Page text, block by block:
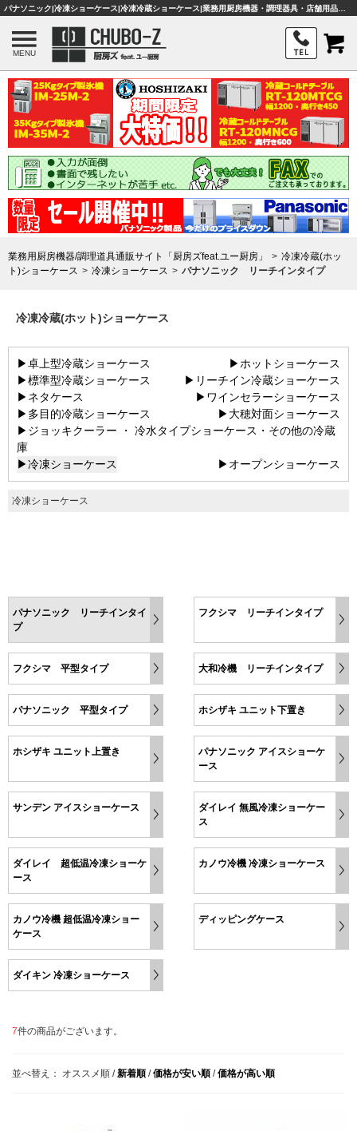
MENU
業務用厨房機器/調理道具通販サイト「厨房ズfeat.ユー厨房」
冷凍冷蔵(ホッ
ト)ショーケース
冷凍ショーケース パナソニック リーチインタイプ
冷凍冷蔵(ホット)ショーケース
▶卓上型冷蔵ショーケース
▶ホットショーケース
▶標準型冷蔵ショーケース
▶リーチイン冷蔵ショーケース
▶ネタケース
▶ワインセラーショーケース
▶多目的冷蔵ショーケース
▶大穂対面ショーケース
▶ジョッキクーラー ・ 冷水タイプショーケース・その他の冷蔵
庫
▶冷凍ショーケース
▶オープンショーケース
冷凍ショーケース
パナソニック リーチインタイ
プ
フクシマ リーチインタイプ
フクシマ 平型タイプ 大和冷機 リーチインタイプ
パナソニック 平型タイプ ホシザキ ユニット下置き
ホシザキ ユニット上置き
パナソニック アイスショーケ
ース
サンデン アイスショーケース
ダイレイ 無風冷凍ショーケー
ス
ダイレイ 超低温冷凍ショーケ
ース
カノウ冷機 冷凍ショーケース
カノウ冷機 超低温冷凍ショー
ケース
ディッピングケース
ダイキン 冷凍ショーケース
7件の商品がございます。
並べ替え： オススメ順 /新着順 /価格が安い順 /価格が高い順